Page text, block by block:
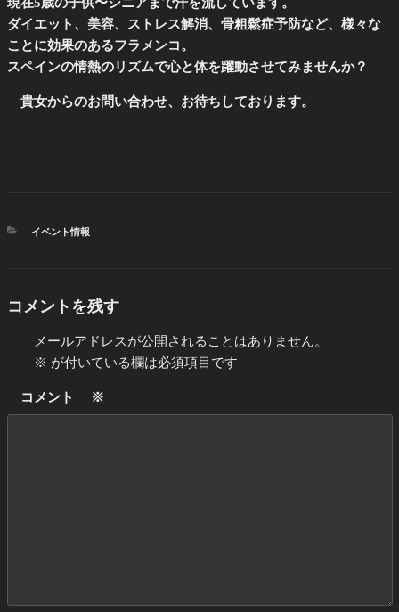
ダイエット、美容、ストレス解消、骨粗鬆症予防など、様々な
ことに効果のあるフラメンコ。
スペインの情熱のリズムで心と体を躍動させてみませんか？
貴女からのお問い合わせ、お待ちしております。
カ
イベント情報
コメントを残す
メールアドレスが公開されることはありません。
※ が付いている欄は必須項目です
コメント ※